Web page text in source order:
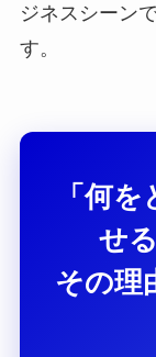
ジネスシーン
す。
「何
せ
その理